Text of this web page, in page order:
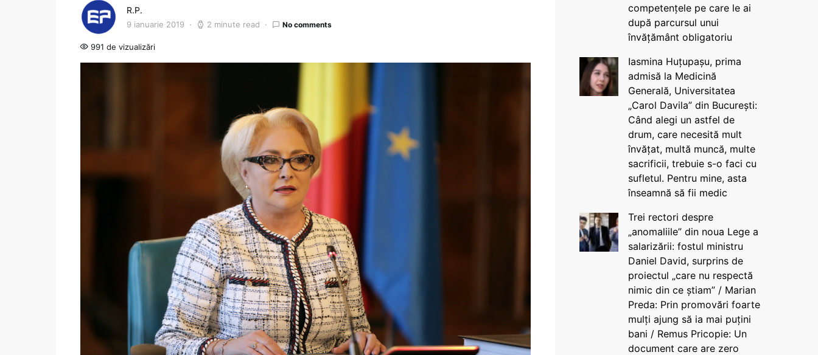
R.P.
9 ianuarie 2019 2 minute read No comments
991 de vizualizări
competențele pe care le ai
după parcursul unui
învățământ obligatoriu
Iasmina Huțupașu, prima
admisă la Medicină
Generală, Universitatea
„Carol Davila” din București:
Când alegi un astfel de
drum, care necesită mult
învățat, multă muncă, multe
sacrificii, trebuie s-o faci cu
sufletul. Pentru mine, asta
înseamnă să fii medic
Trei rectori despre
„anomaliile” din noua Lege a
salarizării: fostul ministru
Daniel David, surprins de
proiectul „care nu respectă
nimic din ce știam” / Marian
Preda: Prin promovări foarte
mulți ajung să ia mai puțini
bani / Remus Pricopie: Un
document care are zero